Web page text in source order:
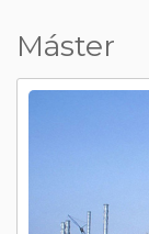
Máster